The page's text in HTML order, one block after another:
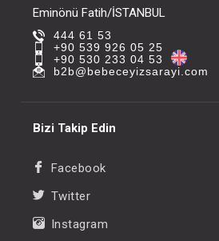
Eminönü Fatih/İSTANBUL
444 61 53
+90 539 926 05 25
+90 530 233 04 53
b2b@bebeceyizsarayi.com
Bizi Takip Edin
Facebook
Twitter
Instagram